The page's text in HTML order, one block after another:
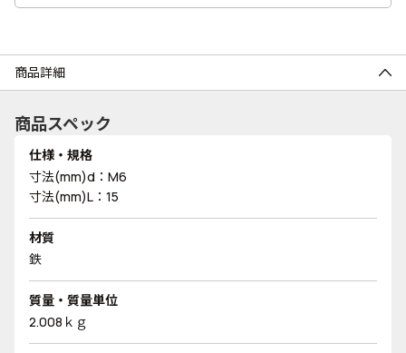
商品詳細
商品スペック
仕様・規格
寸法(mm)d：M6
寸法(mm)L：15
材質
鉄
質量・質量単位
2.008ｋｇ